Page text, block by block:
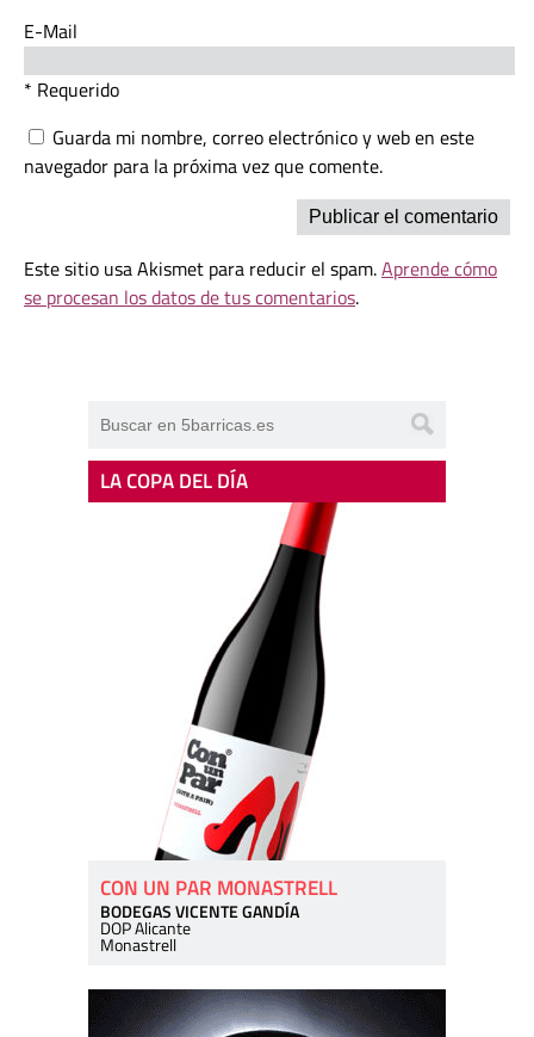
E-Mail
* Requerido
Guarda mi nombre, correo electrónico y web en este
navegador para la próxima vez que comente.
Este sitio usa Akismet para reducir el spam.Aprende cómo
se procesan los datos de tus comentarios.
LA COPA DEL DÍA
CON UN PAR MONASTRELL
BODEGAS VICENTE GANDÍA
DOP Alicante
Monastrell